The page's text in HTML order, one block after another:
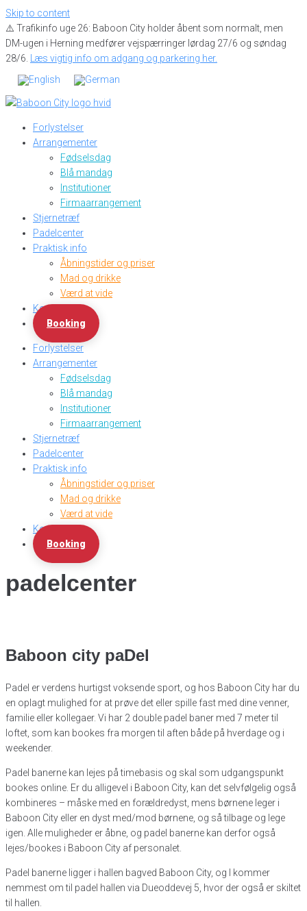
Skip to content
⚠️ Trafikinfo uge 26: Baboon City holder åbent som normalt, men
DM-ugen i Herning medfører vejspærringer lørdag 27/6 og søndag
28/6.
Læs vigtig info om adgang og parkering her.
Forlystelser
Arrangementer
Fødselsdag
Blå mandag
Institutioner
Firmaarrangement
Stjernetræf
Padelcenter
Praktisk info
Åbningstider og priser
Mad og drikke
Værd at vide
Kontakt
Booking
Forlystelser
Arrangementer
Fødselsdag
Blå mandag
Institutioner
Firmaarrangement
Stjernetræf
Padelcenter
Praktisk info
Åbningstider og priser
Mad og drikke
Værd at vide
Kontakt
Booking
padelcenter
Baboon city paDel
Padel er verdens hurtigst voksende sport, og hos Baboon City har du
en oplagt mulighed for at prøve det eller spille fast med dine venner,
familie eller kollegaer. Vi har 2 double padel baner med 7 meter til
loftet, som kan bookes fra morgen til aften både på hverdage og i
weekender.
Padel banerne kan lejes på timebasis og skal som udgangspunkt
bookes online. Er du alligevel i Baboon City, kan det selvfølgelig også
kombineres – måske med en forældredyst, mens børnene leger i
Baboon City eller en dyst med/mod børnene, og så tilbage og lege
igen. Alle muligheder er åbne, og padel banerne kan derfor også
lejes/bookes i Baboon City af personalet.
Padel banerne ligger i hallen bagved Baboon City, og I kommer
nemmest om til padel hallen via Dueoddevej 5, hvor der også er skiltet
til hallen.